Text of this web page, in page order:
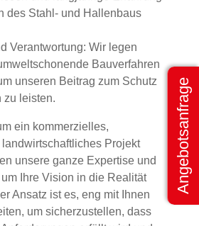
des Stahl- und Hallenbaus
Verantwortung: Wir legen
Bauverfahren
unseren Beitrag zum Schutz
zu leisten.
ein kommerzielles,
Projekt
unsere ganze Expertise und
Ihre Vision in die Realität
Ansatz ist es, eng mit Ihnen
um sicherzustellen, dass
Angebotsanfrage